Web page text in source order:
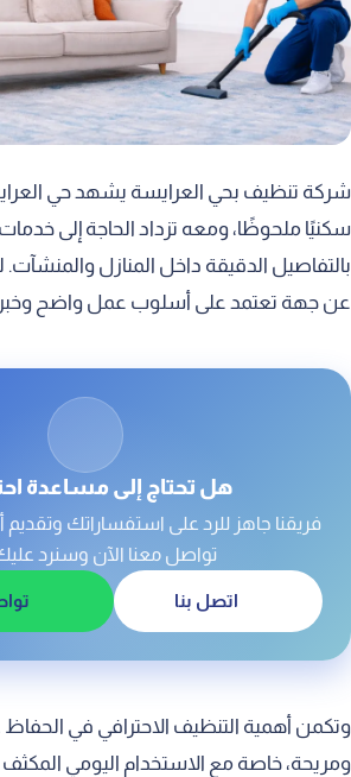
9. تنظيف الأرضيات بمختلف أنواعها
10. تنظيف الستائر بعناية واهتمام بالتفاصيل
شركة تنظيف بحي العرايسة يشهد حي
سكنيًا ملحوظًا، ومعه تزداد الحاجة إلى
بالتفاصيل الدقيقة داخل المنازل
عن جهة تعتمد على أسلوب عمل واضح وخبرة
هل تحتاج إلى مساعدة
فريقنا جاهز للرد على استفساراتك
تواصل معنا الآن وسنرد
اتصل بنا
وتكمن أهمية التنظيف الاحترافي في
ومريحة، خاصة مع الاستخدام اليومي المكثف